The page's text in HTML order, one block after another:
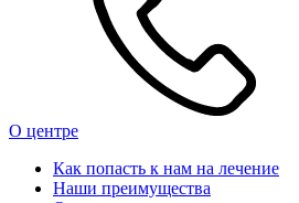
О центре
Как попасть к нам на лечение
Наши преимущества